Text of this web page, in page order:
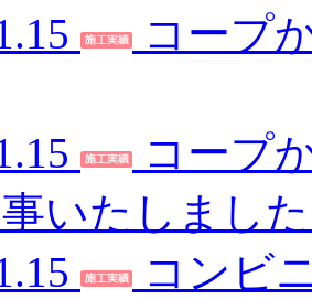
コープ
コープ
いたしまし
コンビ